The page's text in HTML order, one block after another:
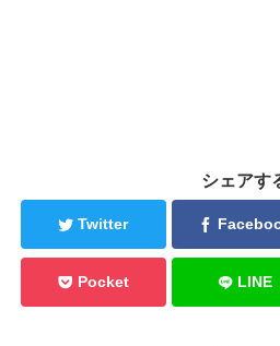
シェアす
Twitter
Pocket LINE